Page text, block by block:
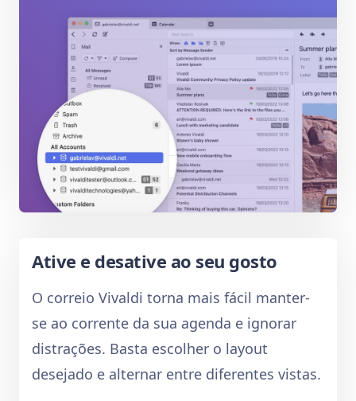
Ative e desative ao seu gosto
O correio Vivaldi torna mais fácil manter-
se ao corrente da sua agenda e ignorar
distrações. Basta escolher o layout
desejado e alternar entre diferentes vistas.